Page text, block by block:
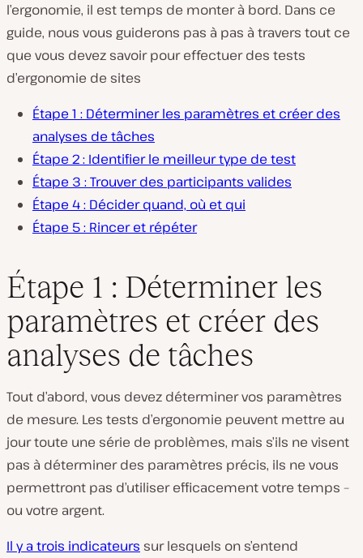
l’ergonomie, il est temps de monter à bord. Dans ce
guide, nous vous guiderons pas à pas à travers tout ce
que vous devez savoir pour effectuer des tests
d’ergonomie de sites
Étape 1 : Déterminer les paramètres et créer des
analyses de tâches
Étape 2 : Identifier le meilleur type de test
Étape 3 : Trouver des participants valides
Étape 4 : Décider quand, où et qui
Étape 5 : Rincer et répéter
Étape 1 : Déterminer les
paramètres et créer des
analyses de tâches
Tout d’abord, vous devez déterminer vos paramètres
de mesure. Les tests d’ergonomie peuvent mettre au
jour toute une série de problèmes, mais s’ils ne visent
pas à déterminer des paramètres précis, ils ne vous
permettront pas d’utiliser efficacement votre temps –
ou votre argent.
Il y a trois indicateurs sur lesquels on s’entend